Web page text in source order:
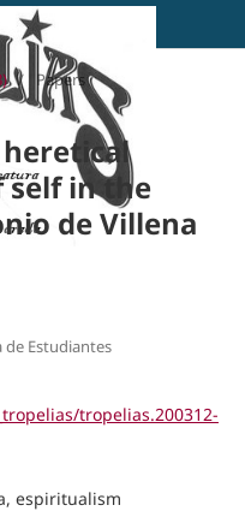
/ Papers
self in the
de Villena
de Estudiantes
tropelias.200312-
espiritualism